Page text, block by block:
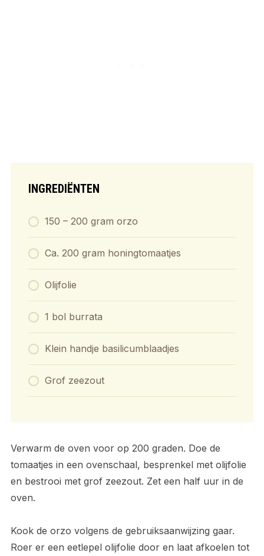
INGREDIËNTEN
150 – 200 gram orzo
Ca. 200 gram honingtomaatjes
Olijfolie
1 bol burrata
Klein handje basilicumblaadjes
Grof zeezout
Verwarm de oven voor op 200 graden. Doe de
tomaatjes in een ovenschaal, besprenkel met olijfolie
en bestrooi met grof zeezout. Zet een half uur in de
oven.
Kook de orzo volgens de gebruiksaanwijzing gaar.
Roer er een eetlepel olijfolie door en laat afkoelen tot